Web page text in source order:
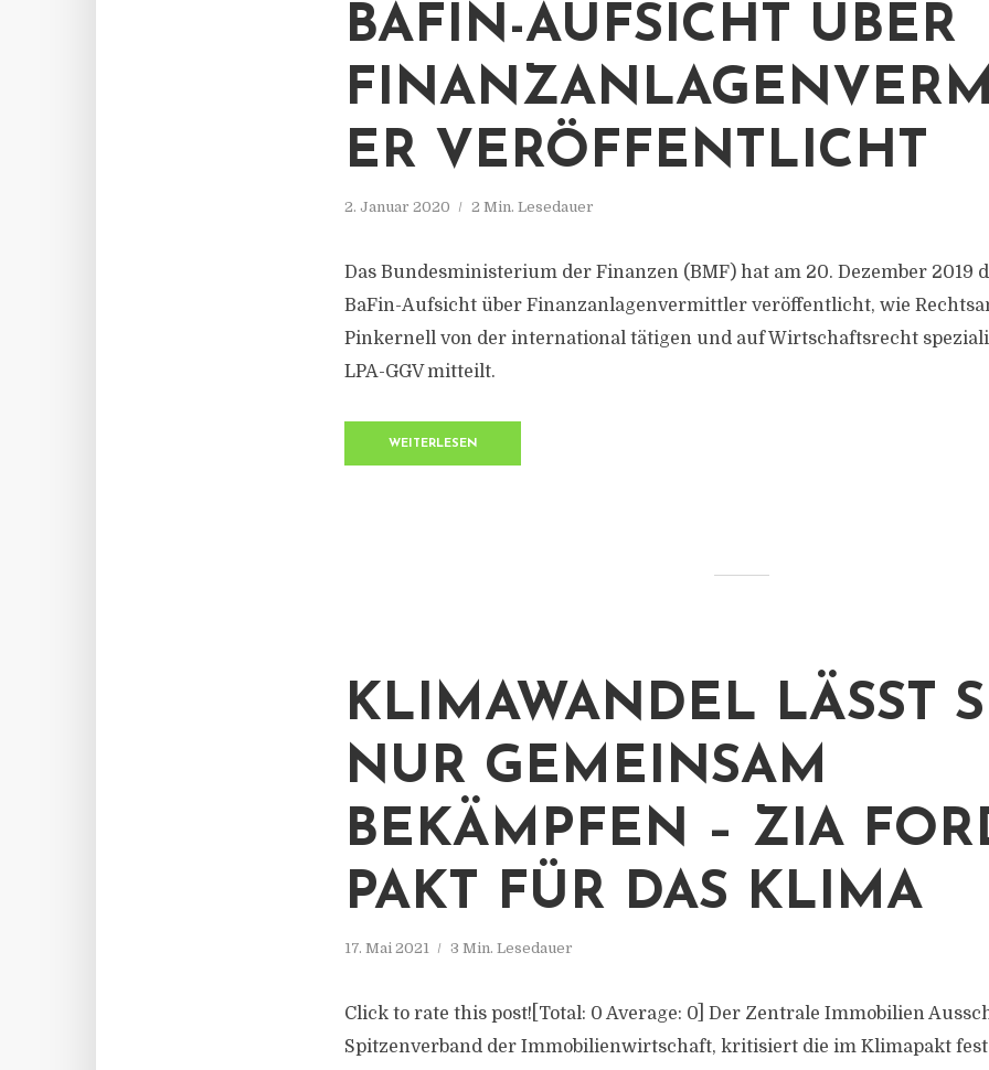
BAFIN-AUFSICHT ÜBER
ER VERÖFFENTLICHT
2. Januar 2020 2 Min. Lesedauer
Das Bundesministerium der Finanzen (BMF) hat am 20. Dezember 2019
BaFin-Aufsicht über Finanzanlagenvermittler veröffentlicht, wie
Pinkernell von der international tätigen und auf Wirtschaftsrecht
LPA-GGV mitteilt.
WEITERLESEN
KLIMAWANDEL LÄSST
NUR GEMEINSAM
BEKÄMPFEN – ZIA
PAKT FÜR DAS KLIMA
17. Mai 2021 3 Min. Lesedauer
Click to rate this post![Total: 0 Average: 0] Der Zentrale Immobilien
Spitzenverband der Immobilienwirtschaft, kritisiert die im Klimapakt